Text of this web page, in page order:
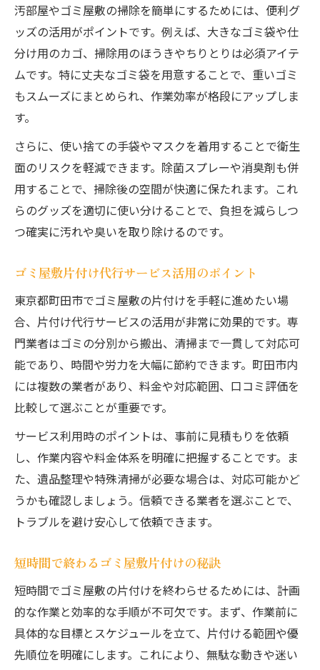
汚部屋やゴミ屋敷の掃除を簡単にするためには、便利グ
ッズの活用がポイントです。例えば、大きなゴミ袋や仕
分け用のカゴ、掃除用のほうきやちりとりは必須アイテ
ムです。特に丈夫なゴミ袋を用意することで、重いゴミ
もスムーズにまとめられ、作業効率が格段にアップしま
す。
さらに、使い捨ての手袋やマスクを着用することで衛生
面のリスクを軽減できます。除菌スプレーや消臭剤も併
用することで、掃除後の空間が快適に保たれます。これ
らのグッズを適切に使い分けることで、負担を減らしつ
つ確実に汚れや臭いを取り除けるのです。
ゴミ屋敷片付け代行サービス活用のポイント
東京都町田市でゴミ屋敷の片付けを手軽に進めたい場
合、片付け代行サービスの活用が非常に効果的です。専
門業者はゴミの分別から搬出、清掃まで一貫して対応可
能であり、時間や労力を大幅に節約できます。町田市内
には複数の業者があり、料金や対応範囲、口コミ評価を
比較して選ぶことが重要です。
サービス利用時のポイントは、事前に見積もりを依頼
し、作業内容や料金体系を明確に把握することです。ま
た、遺品整理や特殊清掃が必要な場合は、対応可能かど
うかも確認しましょう。信頼できる業者を選ぶことで、
トラブルを避け安心して依頼できます。
短時間で終わるゴミ屋敷片付けの秘訣
短時間でゴミ屋敷の片付けを終わらせるためには、計画
的な作業と効率的な手順が不可欠です。まず、作業前に
具体的な目標とスケジュールを立て、片付ける範囲や優
先順位を明確にします。これにより、無駄な動きや迷い